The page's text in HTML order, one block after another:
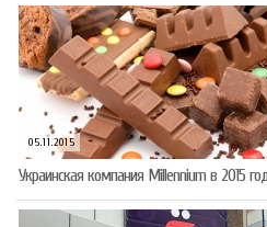
05.11.2015
Украинская компания Millennium в 2015